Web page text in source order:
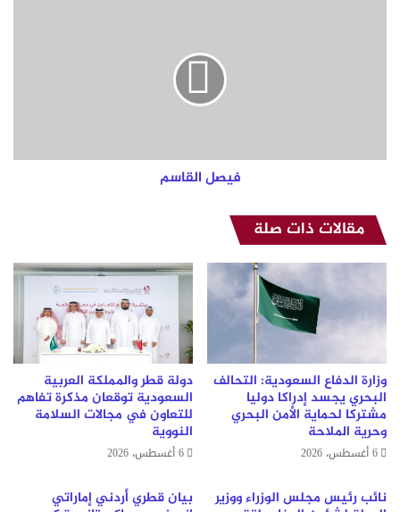
فيصل
فيصل القاسم
مقالات ذات صلة
وزارة الدفاع السعودية: التحالف
البحري يجسد إدراكا دوليا
مشتركا لحماية الأمن البحري
وحرية الملاحة
6 أغسطس، 2026
دولة قطر والمملكة العربية
السعودية توقعان مذكرة تفاهم
للتعاون في مجالات السلامة
النووية
6 أغسطس، 2026
نائب رئيس مجلس الوزراء ووزير بيان قطري أردني إماراتي